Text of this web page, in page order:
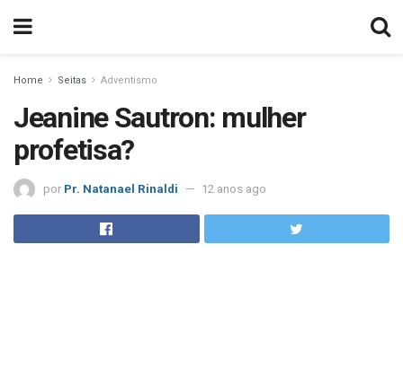
Home Seitas Adventismo
Jeanine Sautron: mulher
profetisa?
por Pr. Natanael Rinaldi 12 anos ago